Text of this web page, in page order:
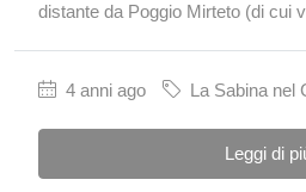
distante da Poggio Mirteto (di cui
4 anni ago La Sabina nel
Leggi di